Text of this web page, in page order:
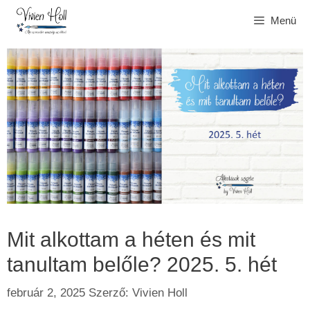
Kilépés
Menü
Mit alkottam a héten és mit
tanultam belőle? 2025. 5. hét
február 2, 2025 Szerző: Vivien Holl